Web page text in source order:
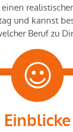
und kannst
Beruf zu
Einblicke